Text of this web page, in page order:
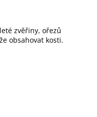
zvěřiny, ořezů
obsahovat kosti.